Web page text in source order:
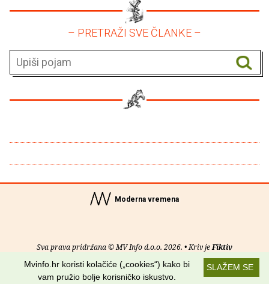
– PRETRAŽI SVE ČLANKE –
Moderna vremena
Sva prava pridržana © MV Info d.o.o. 2026. • Kriv jeFiktiv
O nama• Pomoć• Uvjeti korištenja•RSS kanaliSLAŽEM SE
Mvinfo.hr koristi kolačiće („cookies“) kako bi
vam pružio bolje korisničko iskustvo.